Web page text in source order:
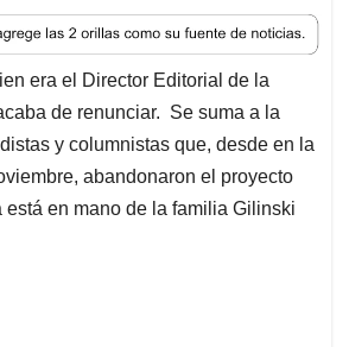
a
i
l
r
e
a
d
s
era el Director Editorial de la
de renunciar. Se suma a la
y columnistas que, desde en la
abandonaron el proyecto
en mano de la familia Gilinski